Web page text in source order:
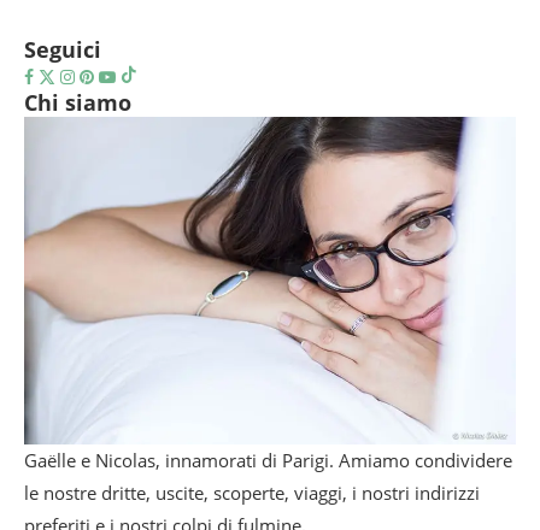
Seguici
Chi siamo
Gaëlle e Nicolas, innamorati di Parigi. Amiamo condividere
le nostre dritte, uscite, scoperte, viaggi, i nostri indirizzi